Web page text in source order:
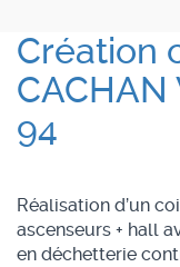
Création
CACHAN
94
Réalisation d’un
ascenseurs + hall
en déchetterie